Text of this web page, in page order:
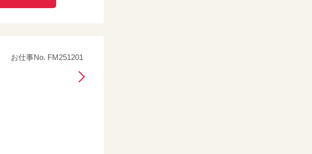
お仕事No. FM251201